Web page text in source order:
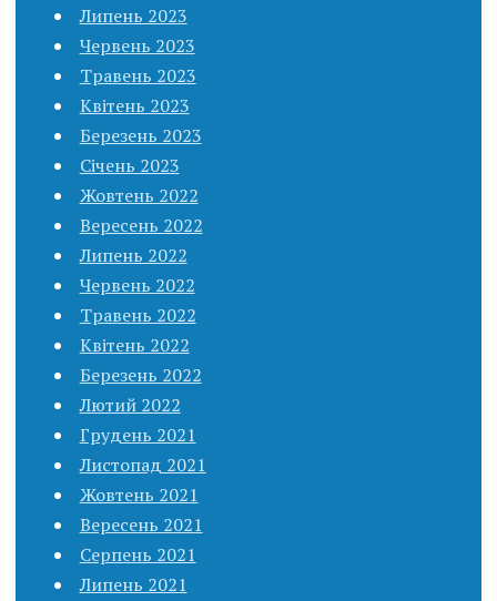
Липень 2023
Червень 2023
Травень 2023
Квітень 2023
Березень 2023
Січень 2023
Жовтень 2022
Вересень 2022
Липень 2022
Червень 2022
Травень 2022
Квітень 2022
Березень 2022
Лютий 2022
Грудень 2021
Листопад 2021
Жовтень 2021
Вересень 2021
Серпень 2021
Липень 2021